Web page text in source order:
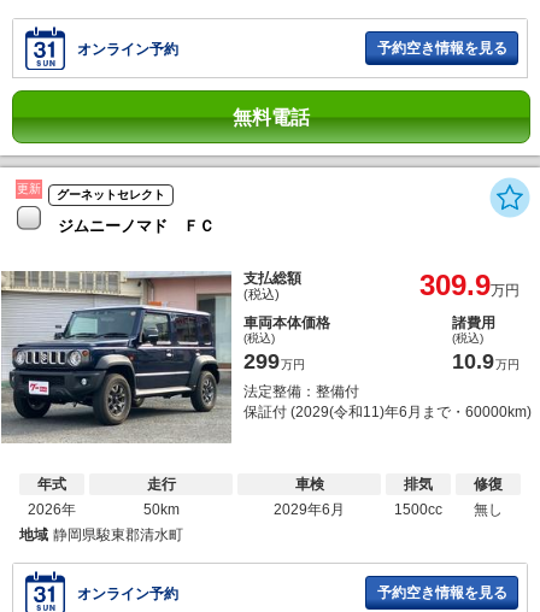
オンライン予約 予約空き情報を見る
無料電話
更新 グーネットセレクト
ジムニーノマド ＦＣ
支払総額
(税込) 309.9万円
車両本体価格
(税込)
299万円
諸費用
(税込)
10.9万円
法定整備：整備付
保証付 (2029(令和11)年6月まで・60000km)
年式
2026年
走行
50km
車検
2029年6月
排気
1500cc
修復
無し
地域 静岡県駿東郡清水町
オンライン予約 予約空き情報を見る